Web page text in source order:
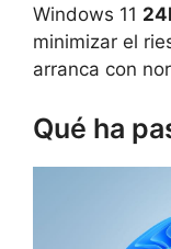
Windows 11
minimizar el
arranca con
Qué ha